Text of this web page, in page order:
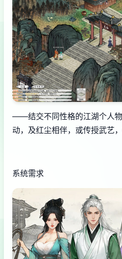
——结交不同性格的江湖个人
动，及红尘相伴，或传授武艺
系统需求